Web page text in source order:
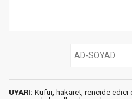
UYARI: Küfür, hakaret, rencide edici